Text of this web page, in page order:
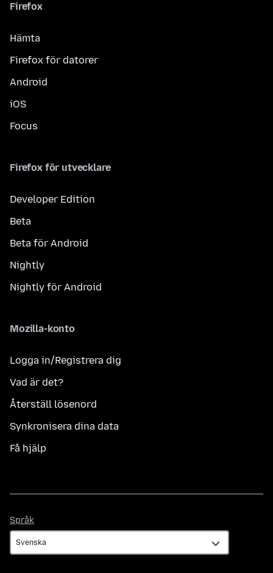
Firefox
Hämta
Firefox för datorer
Android
iOS
Focus
Firefox för utvecklare
Developer Edition
Beta
Beta för Android
Nightly
Nightly för Android
Mozilla-konto
Logga in/Registrera dig
Vad är det?
Återställ lösenord
Synkronisera dina data
Få hjälp
Språk